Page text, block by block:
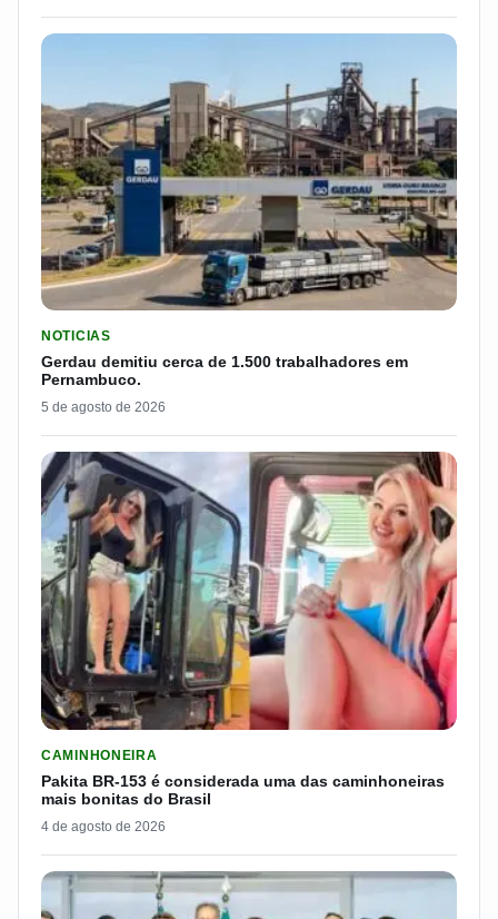
NOTICIAS
Gerdau demitiu cerca de 1.500 trabalhadores em
Pernambuco.
5 de agosto de 2026
CAMINHONEIRA
Pakita BR-153 é considerada uma das caminhoneiras
mais bonitas do Brasil
4 de agosto de 2026